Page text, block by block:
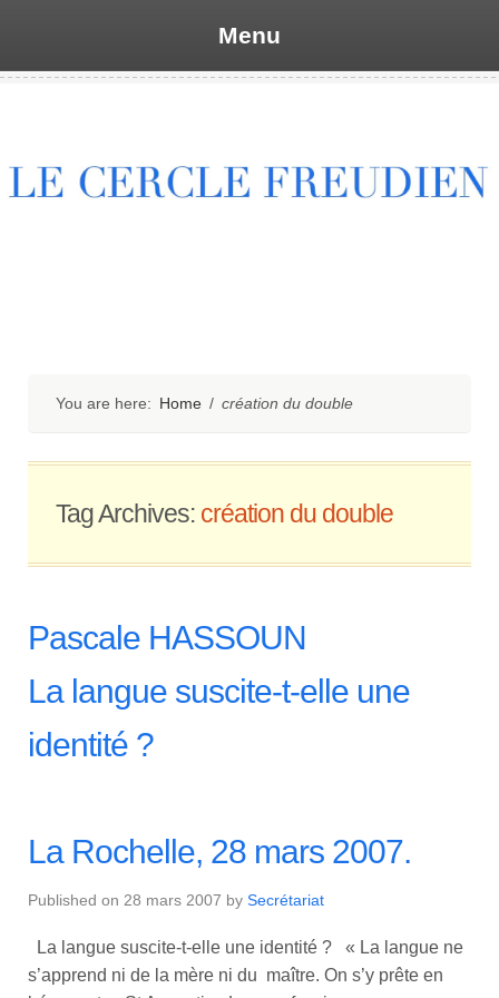
Menu
You are here: Home / création du double
Tag Archives: création du double
Pascale HASSOUN
La langue suscite-t-elle une
identité ?
La Rochelle, 28 mars 2007.
Published on 28 mars 2007 by Secrétariat
La langue suscite-t-elle une identité ? « La langue ne
s’apprend ni de la mère ni du maître. On s’y prête en